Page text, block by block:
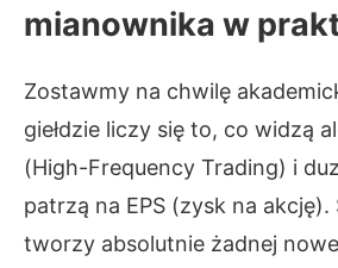
mianownika w
Zostawmy na chwilę
giełdzie liczy się to, co widzą
(High-Frequency Trading) i
patrzą na EPS (zysk na akcję).
tworzy absolutnie żadnej